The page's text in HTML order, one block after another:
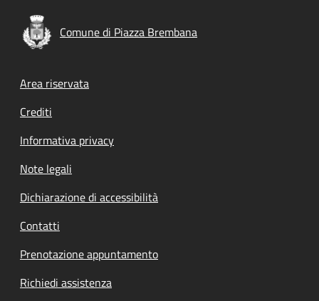
Comune di Piazza Brembana
Footer menu
Area riservata
Crediti
Informativa privacy
Note legali
Dichiarazione di accessibilità
Contatti
Prenotazione appuntamento
Richiedi assistenza